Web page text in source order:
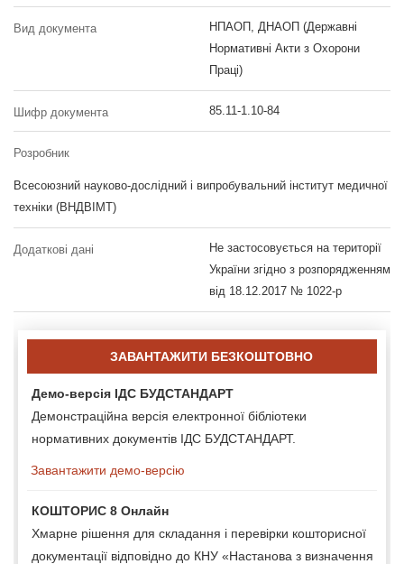
Вид документа
НПАОП, ДНАОП (Державні
Нормативні Акти з Охорони
Праці)
Шифр документа 85.11-1.10-84
Розробник
Всесоюзний науково-дослідний і випробувальний інститут медичної
техніки (ВНДВІМТ)
Додаткові дані
Не застосовується на території
України згідно з розпорядженням
від 18.12.2017 № 1022-р
ЗАВАНТАЖИТИ БЕЗКОШТОВНО
Демо-версія ІДС БУДСТАНДАРТ
Демонстраційна версія електронної бібліотеки
нормативних документів ІДС БУДСТАНДАРТ.
Завантажити демо-версію
КОШТОРИС 8 Онлайн
Хмарне рішення для складання і перевірки кошторисної
документації відповідно до КНУ «Настанова з визначення